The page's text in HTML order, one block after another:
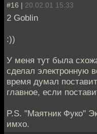
#16 | 20.02.01 15:33
2 Goblin
:))
У меня тут была
сделал электронную
время думал
главное, если
P.S. "Маятник Фуко"
имхо.